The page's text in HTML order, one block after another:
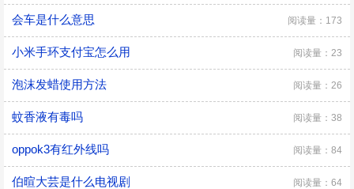
会车是什么意思 阅读量：173
小米手环支付宝怎么用 阅读量：23
泡沫发蜡使用方法 阅读量：26
蚊香液有毒吗 阅读量：38
oppok3有红外线吗 阅读量：84
伯暄大芸是什么电视剧 阅读量：64